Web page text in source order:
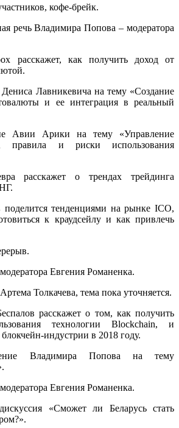
кофе-брейк.
речь Владимира Попова – модератора
расскажет, как получить доход от
Лавникевича на тему «Создание
и ее интеграция в реальный
Авии Арики на тему «Управление
правила и риски использования
расскажет о трендах трейдинга
тенденциями на рынке ICO,
к краудсейлу и как привлечь
Евгения Романенка.
Толкачева, тема пока уточняется.
расскажет о том, как получить
технологии Blockchain, и
индустрии в 2018 году.
Владимира Попова на тему
Евгения Романенка.
«Сможет ли Беларусь стать